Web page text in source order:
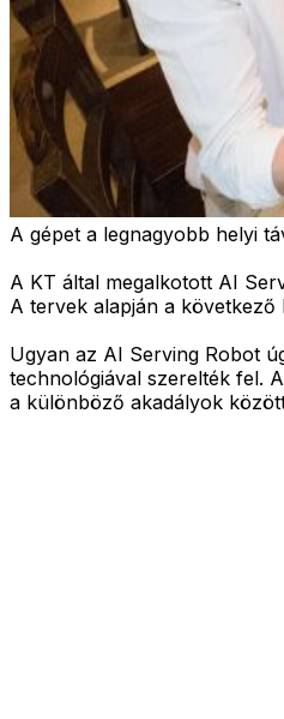
A gépet a legnagyobb helyi
A KT által megalkotott AI
A tervek alapján a
Ugyan az AI Serving Robot
technológiával szerelték fel.
a különböző akadályok